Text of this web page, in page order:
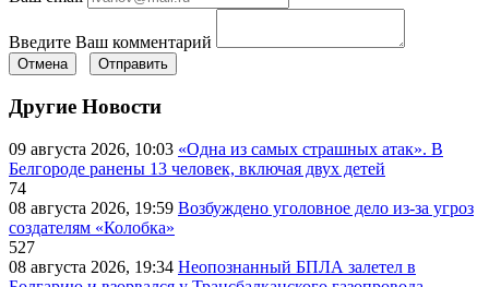
Введите Ваш комментарий
Отмена Отправить
Другие Новости
09 августа 2026, 10:03 «Одна из самых страшных атак». В
Белгороде ранены 13 человек, включая двух детей
74
08 августа 2026, 19:59 Возбуждено уголовное дело из-за угроз
создателям «Колобка»
527
08 августа 2026, 19:34 Неопознанный БПЛА залетел в